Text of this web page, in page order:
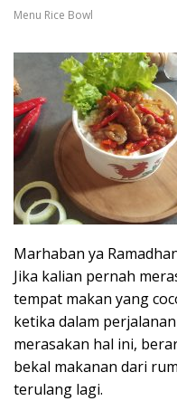
Menu Rice Bowl
Marhaban ya
Jika kalian pernah
tempat makan yang
ketika dalam
merasakan hal ini,
bekal makanan dari
terulang lagi.